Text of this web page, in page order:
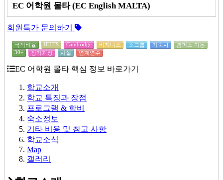
EC 어학원 몰타 (EC English MALTA)
회원특가 문의하기
국적비율 IELTS Cambridge 비지니스 소그룹 기숙사
캠퍼스 이동
30+
장기과정 시설 연계연수
EC 어학원 몰타 핵심 정보 바로가기
학교소개
학교 특징과 장점
프로그램 & 학비
숙소정보
기타 비용 및 참고 사항
학교소식
Map
갤러리